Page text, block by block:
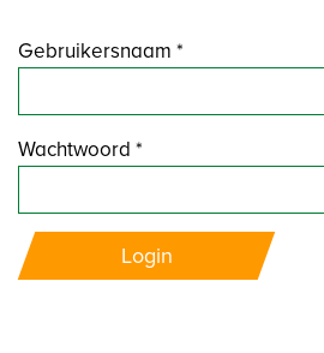
Gebruikersnaam *
Wachtwoord *
Login